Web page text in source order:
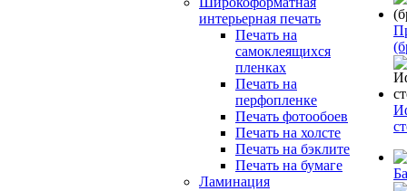
интерьерная печать
Печать на
самоклеящихся
пленках
Печать на
перфопленке
Печать фотообоев
Печать на холсте
Печать на бэклите
Печать на бумаге
Ламинация